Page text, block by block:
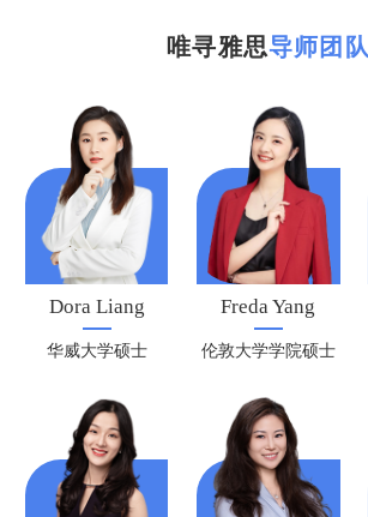
唯寻雅思导师团队
Dora Liang
华威大学硕士
Freda Yang
伦敦大学学院硕士